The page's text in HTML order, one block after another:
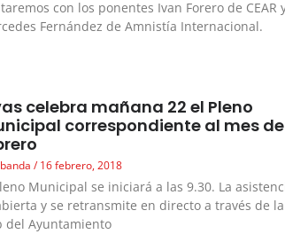
con los ponentes Ivan Forero de CEAR
Fernández de Amnistía Internacional.
celebra mañana 22 el Pleno
correspondiente al mes de
16 febrero, 2018
Municipal se iniciará a las 9.30. La
y se retransmite en directo a través de la
del Ayuntamiento